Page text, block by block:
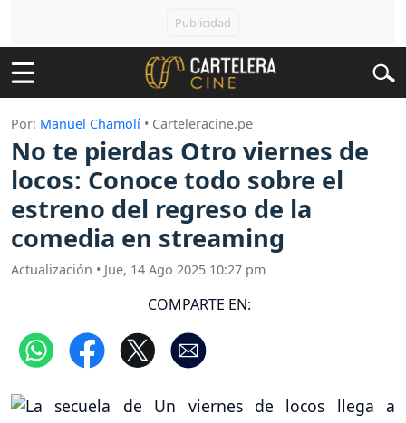
Por: Manuel Chamolí • Carteleracine.pe
No te pierdas Otro viernes de
locos: Conoce todo sobre el
estreno del regreso de la
comedia en streaming
Actualización • Jue, 14 Ago 2025 10:27 pm
COMPARTE EN: